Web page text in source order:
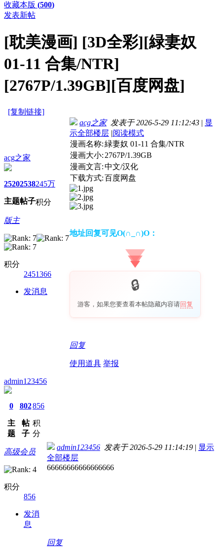
收藏本版 (500)
发表新帖
[耽美漫画] [3D全彩][緑妻奴
01-11 合集/NTR]
[2767P/1.39GB][百度网盘]
[复制链接]
acg之家
2520
主题
2538
帖子
245万
积分
版主
积分
2451366
发消息
acg之家发表于 2026-5-29 11:12:43 | 显
示全部楼层 |阅读模式
漫画名称:緑妻奴 01-11 合集/NTR
漫画大小: 2767P/1.39GB
漫画文言:中文/汉化
下载方式:百度网盘
地址回复可见O(∩_∩)O：
游客，如果您要查看本帖隐藏内容请回复
回复
使用道具 举报
admin123456
0
主
题
802
帖
子
856
积
分
高级会员
积分
856
发消
息
admin123456 发表于 2026-5-29 11:14:19 | 显示
全部楼层
66666666666666666
回复